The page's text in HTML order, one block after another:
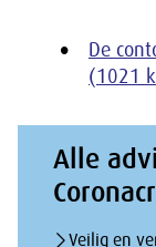
De
(1021
Alle
Veilig en